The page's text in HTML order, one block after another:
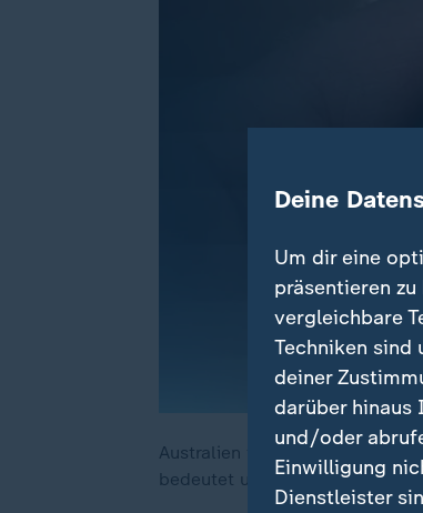
Australien führt als erstes
bedeutet und ob es auch in
Deine
Um dir eine
präsentieren
vergleichbare
Techniken
deiner
darüber hinaus
und/oder
Einwilligung
Dienstleister